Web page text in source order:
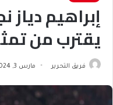
إبراهيم دياز
يقترب من
فريق التحرير مارس 3, 2024